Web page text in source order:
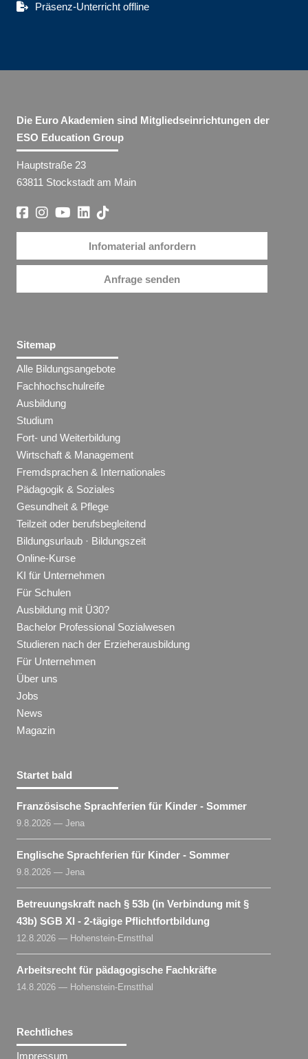
Präsenz-Unterricht offline
Die Euro Akademien sind Mitgliedseinrichtungen der
ESO Education Group
Hauptstraße 23
63811 Stockstadt am Main
Infomaterial anfordern
Anfrage senden
Sitemap
Alle Bildungsangebote
Fachhochschulreife
Ausbildung
Studium
Fort- und Weiterbildung
Wirtschaft & Management
Fremdsprachen & Internationales
Pädagogik & Soziales
Gesundheit & Pflege
Teilzeit oder berufsbegleitend
Bildungsurlaub · Bildungszeit
Online-Kurse
KI für Unternehmen
Für Schulen
Ausbildung mit Ü30?
Bachelor Professional Sozialwesen
Studieren nach der Erzieherausbildung
Für Unternehmen
Über uns
Jobs
News
Magazin
Startet bald
Französische Sprachferien für Kinder - Sommer
9.8.2026 — Jena
Englische Sprachferien für Kinder - Sommer
9.8.2026 — Jena
Betreuungskraft nach § 53b (in Verbindung mit §
43b) SGB XI - 2-tägige Pflichtfortbildung
12.8.2026 — Hohenstein-Ernstthal
Arbeitsrecht für pädagogische Fachkräfte
14.8.2026 — Hohenstein-Ernstthal
Rechtliches
Impressum